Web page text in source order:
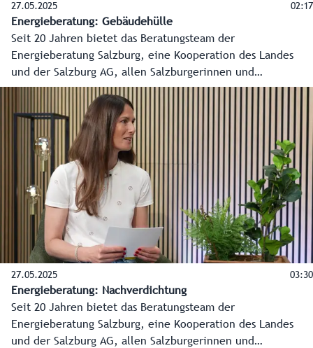
27.05.2025 02:17
Energieberatung: Gebäudehülle
Seit 20 Jahren bietet das Beratungsteam der
Energieberatung Salzburg, eine Kooperation des Landes
und der Salzburg AG, allen Salzburgerinnen und
Salzburgern kostenlose, produktneutrale und unabhängige
Beratung in allen Energiefragen an. In diesem Video erklärt
Energieberaterin Alessandra Holper Wichtiges zum Thema
Gebäudehülle und Wärmedämmung.
27.05.2025 03:30
Energieberatung: Nachverdichtung
Seit 20 Jahren bietet das Beratungsteam der
Energieberatung Salzburg, eine Kooperation des Landes
und der Salzburg AG, allen Salzburgerinnen und